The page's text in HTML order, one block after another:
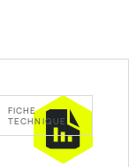
FICHE
TECHNIQUE